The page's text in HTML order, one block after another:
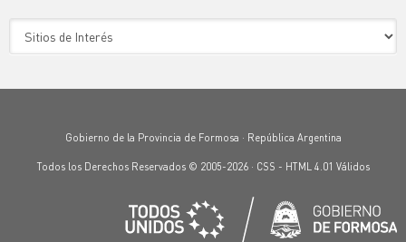
Gobierno de la Provincia de Formosa · República Argentina
Todos los Derechos Reservados © 2005-2026 · CSS - HTML 4.01 Válidos